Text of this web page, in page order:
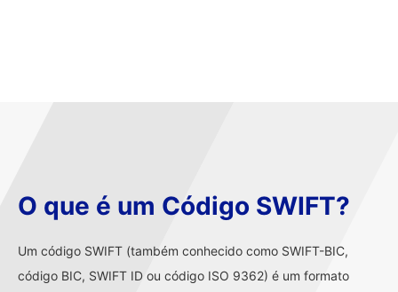
O que é um Código SWIFT?
Um código SWIFT (também conhecido como SWIFT-BIC,
código BIC, SWIFT ID ou código ISO 9362) é um formato